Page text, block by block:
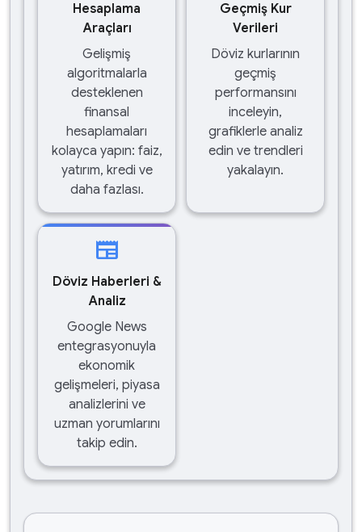
Hesaplama
Araçları
Gelişmiş
algoritmalarla
desteklenen
finansal
hesaplamaları
kolayca yapın: faiz,
yatırım, kredi ve
daha fazlası.
Geçmiş Kur
Verileri
Döviz kurlarının
geçmiş
performansını
inceleyin,
grafiklerle analiz
edin ve trendleri
yakalayın.
newspaper
Döviz Haberleri &
Analiz
Google News
entegrasyonuyla
ekonomik
gelişmeleri, piyasa
analizlerini ve
uzman yorumlarını
takip edin.